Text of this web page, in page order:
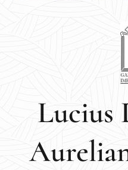
Lucius